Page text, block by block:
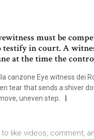
must be
in court. A
at the time the
canzone Eye witness dei
tear that sends a shiver
uneven step.
to like videos, comment,